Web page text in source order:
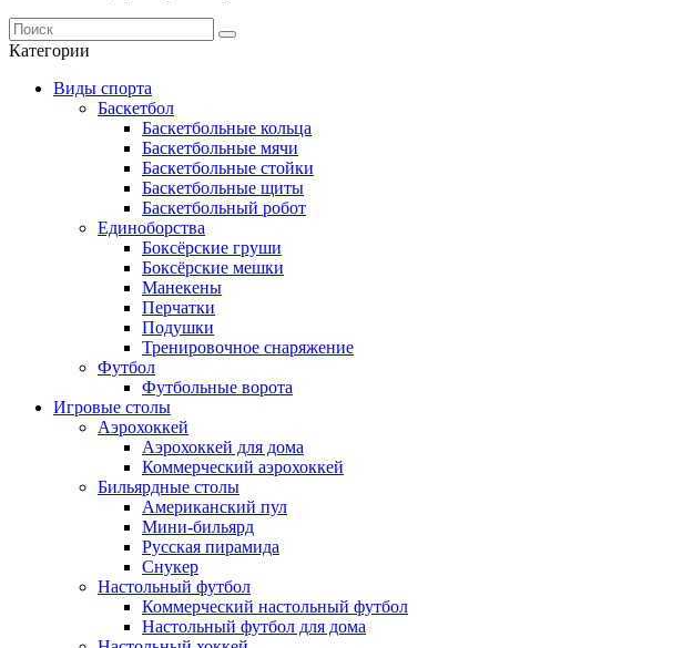
Категории
Виды спорта
Баскетбол
Баскетбольные кольца
Баскетбольные мячи
Баскетбольные стойки
Баскетбольные щиты
Баскетбольный робот
Единоборства
Боксёрские груши
Боксёрские мешки
Манекены
Перчатки
Подушки
Тренировочное снаряжение
Футбол
Футбольные ворота
Игровые столы
Аэрохоккей
Аэрохоккей для дома
Коммерческий аэрохоккей
Бильярдные столы
Американский пул
Мини-бильярд
Русская пирамида
Снукер
Настольный футбол
Коммерческий настольный футбол
Настольный футбол для дома